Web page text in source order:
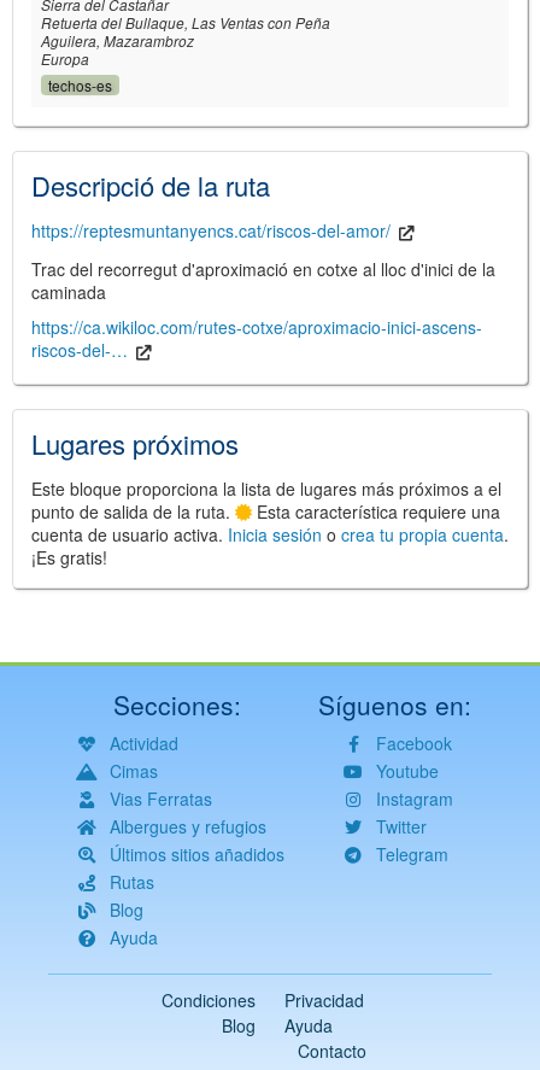
©OpenStreetMap,OpenTopoMap
Catalunya
Sierra del Castañar
Retuerta del Bullaque Las Ventas con Peña
Aguilera Mazarambroz
Europa
techos-es
Descripció de la ruta
https://reptesmuntanyencs.cat/riscos-del-amor/
Trac del recorregut d'aproximació en cotxe al lloc d'inici de la
caminada
https://ca.wikiloc.com/rutes-cotxe/aproximacio-inici-ascens-
riscos-del-…
Lugares próximos
Este bloque proporciona la lista de lugares más próximos a el
punto de salida de la ruta.
Esta característica requiere una
cuenta de usuario activa. Inicia sesión o crea tu propia cuenta.
¡Es gratis!
Secciones:
Actividad
Cimas
Vias Ferratas
Albergues y refugios
Últimos sitios añadidos
Rutas
Blog
Ayuda
Síguenos en:
Facebook
Youtube
Instagram
Twitter
Telegram
Condiciones
Privacidad
Blog
Ayuda
Contacto